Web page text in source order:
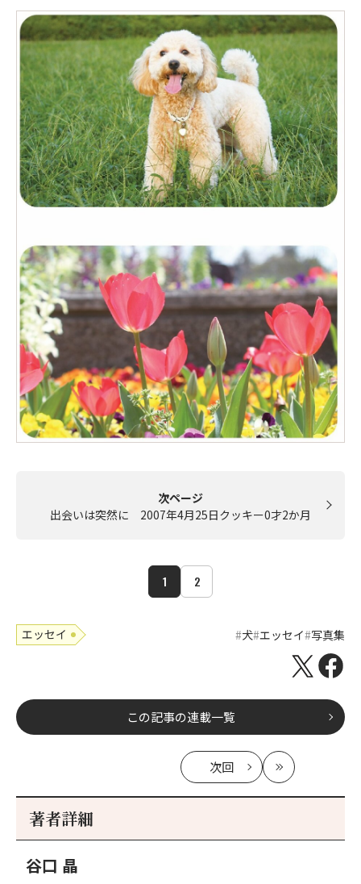
次ページ
出会いは突然に 2007年4月25日クッキー0才2か月
1 2
エッセイ 犬 エッセイ 写真集
この記事の連載一覧
次回
記
最
新
著者詳細
谷口 晶